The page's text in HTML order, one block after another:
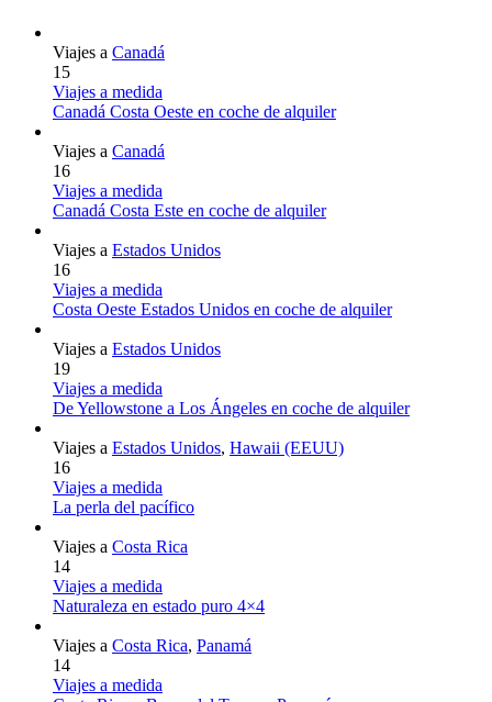
Viajes a Canadá
15
Viajes a medida
Canadá Costa Oeste en coche de alquiler
Viajes a Canadá
16
Viajes a medida
Canadá Costa Este en coche de alquiler
Viajes a Estados Unidos
16
Viajes a medida
Costa Oeste Estados Unidos en coche de alquiler
Viajes a Estados Unidos
19
Viajes a medida
De Yellowstone a Los Ángeles en coche de alquiler
Viajes a Estados Unidos, Hawaii (EEUU)
16
Viajes a medida
La perla del pacífico
Viajes a Costa Rica
14
Viajes a medida
Naturaleza en estado puro 4×4
Viajes a Costa Rica, Panamá
14
Viajes a medida